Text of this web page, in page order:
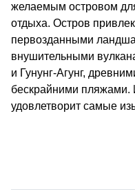
желаемым островом
отдыха. Остров
первозданными
внушительными
и Гунунг-Агунг,
бескрайними пляжами.
удовлетворит самые